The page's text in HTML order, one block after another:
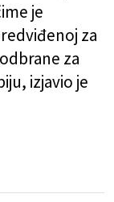
je
za
za
izjavio je